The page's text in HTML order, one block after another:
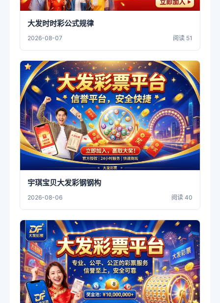
大发时时彩公式规律
2026-08-07 阅读 51
宇琪宝贝大发彩钢钢构
2026-08-06 阅读 40